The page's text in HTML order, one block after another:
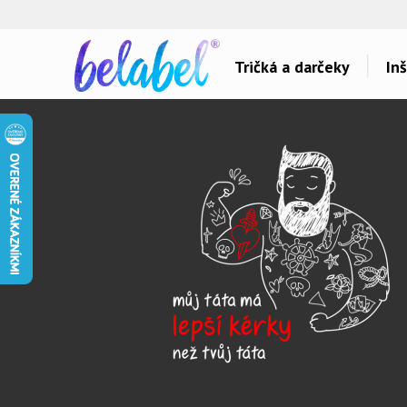
Tričká a darčeky
Dárky pro partnerku
Dárky pro přátele
Láska
Šport a auta
Hlášky
Detské
Hudba & Film
Humor
Ostatné
Všetko..